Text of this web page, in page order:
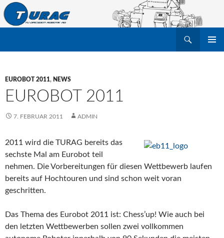
EUROBOT 2011, NEWS
EUROBOT 2011
7. FEBRUAR 2011 ADMIN
2011 wird die TURAG bereits das
sechste Mal am Eurobot teil
nehmen. Die Vorbereitungen für diesen Wettbewerb laufen
bereits auf Hochtouren und sind schon weit voran
geschritten.
Das Thema des Eurobot 2011 ist: Chess’up! Wie auch bei
den letzten Wettbewerben sollen zwei vollkommen